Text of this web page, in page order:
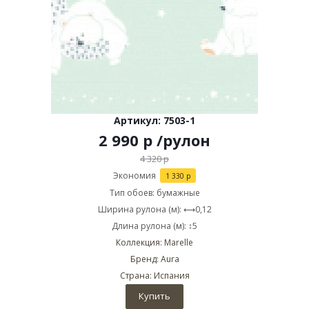
Артикул: 7503-1
2 990 р /рулон
4 320р
Экономия 1 330 р
Тип обоев: бумажные
Ширина рулона (м): ⟷0,12
Длина рулона (м): ↕5
Коллекция: Marelle
Бренд: Aura
Страна: Испания
Купить